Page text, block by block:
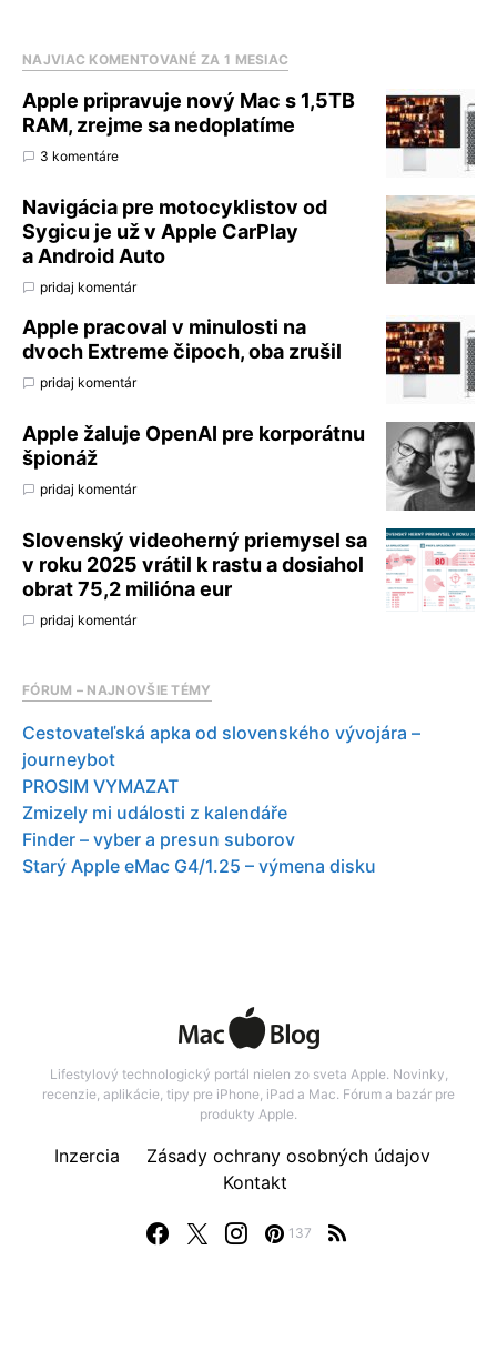
NAJVIAC KOMENTOVANÉ ZA 1 MESIAC
Apple pripravuje nový Mac s 1,5TB
RAM, zrejme sa nedoplatíme
3 komentáre
Navigácia pre motocyklistov od
Sygicu je už v Apple CarPlay
a Android Auto
pridaj komentár
Apple pracoval v minulosti na
dvoch Extreme čipoch, oba zrušil
pridaj komentár
Apple žaluje OpenAI pre korporátnu
špionáž
pridaj komentár
Slovenský videoherný priemysel sa
v roku 2025 vrátil k rastu a dosiahol
obrat 75,2 milióna eur
pridaj komentár
FÓRUM – NAJNOVŠIE TÉMY
Cestovateľská apka od slovenského vývojára –
journeybot
PROSIM VYMAZAT
Zmizely mi události z kalendáře
Finder – vyber a presun suborov
Starý Apple eMac G4/1.25 – výmena disku
Lifestylový technologický portál nielen zo sveta Apple. Novinky,
recenzie, aplikácie, tipy pre iPhone, iPad a Mac. Fórum a bazár pre
produkty Apple.
137
Inzercia
Zásady ochrany osobných údajov
Kontakt